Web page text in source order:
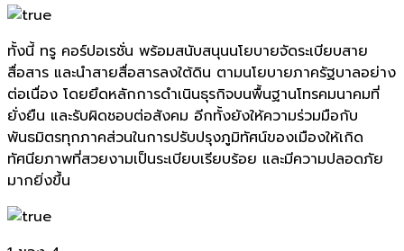
ทั้งนี้ ทรู คอร์ปอเรชั่น พร้อมสนับสนุนนโยบายจัดระเบียบสาย
สื่อสาร และนำสายสื่อสารลงใต้ดิน ตามนโยบายภาครัฐบาลอย่าง
ต่อเนื่อง โดยยึดหลักการดำเนินธุรกิจบนพื้นฐานโทรคมนาคมที่
ยั่งยืน และรับผิดชอบต่อสังคม อีกทั้งยังให้ความร่วมมือกับ
พันธมิตรทุกภาคส่วนในการปรับปรุงภูมิทัศน์ของเมืองให้เกิด
ทัศนียภาพที่สวยงามเป็นระเบียบเรียบร้อย และมีความปลอดภัย
มากยิ่งขึ้น